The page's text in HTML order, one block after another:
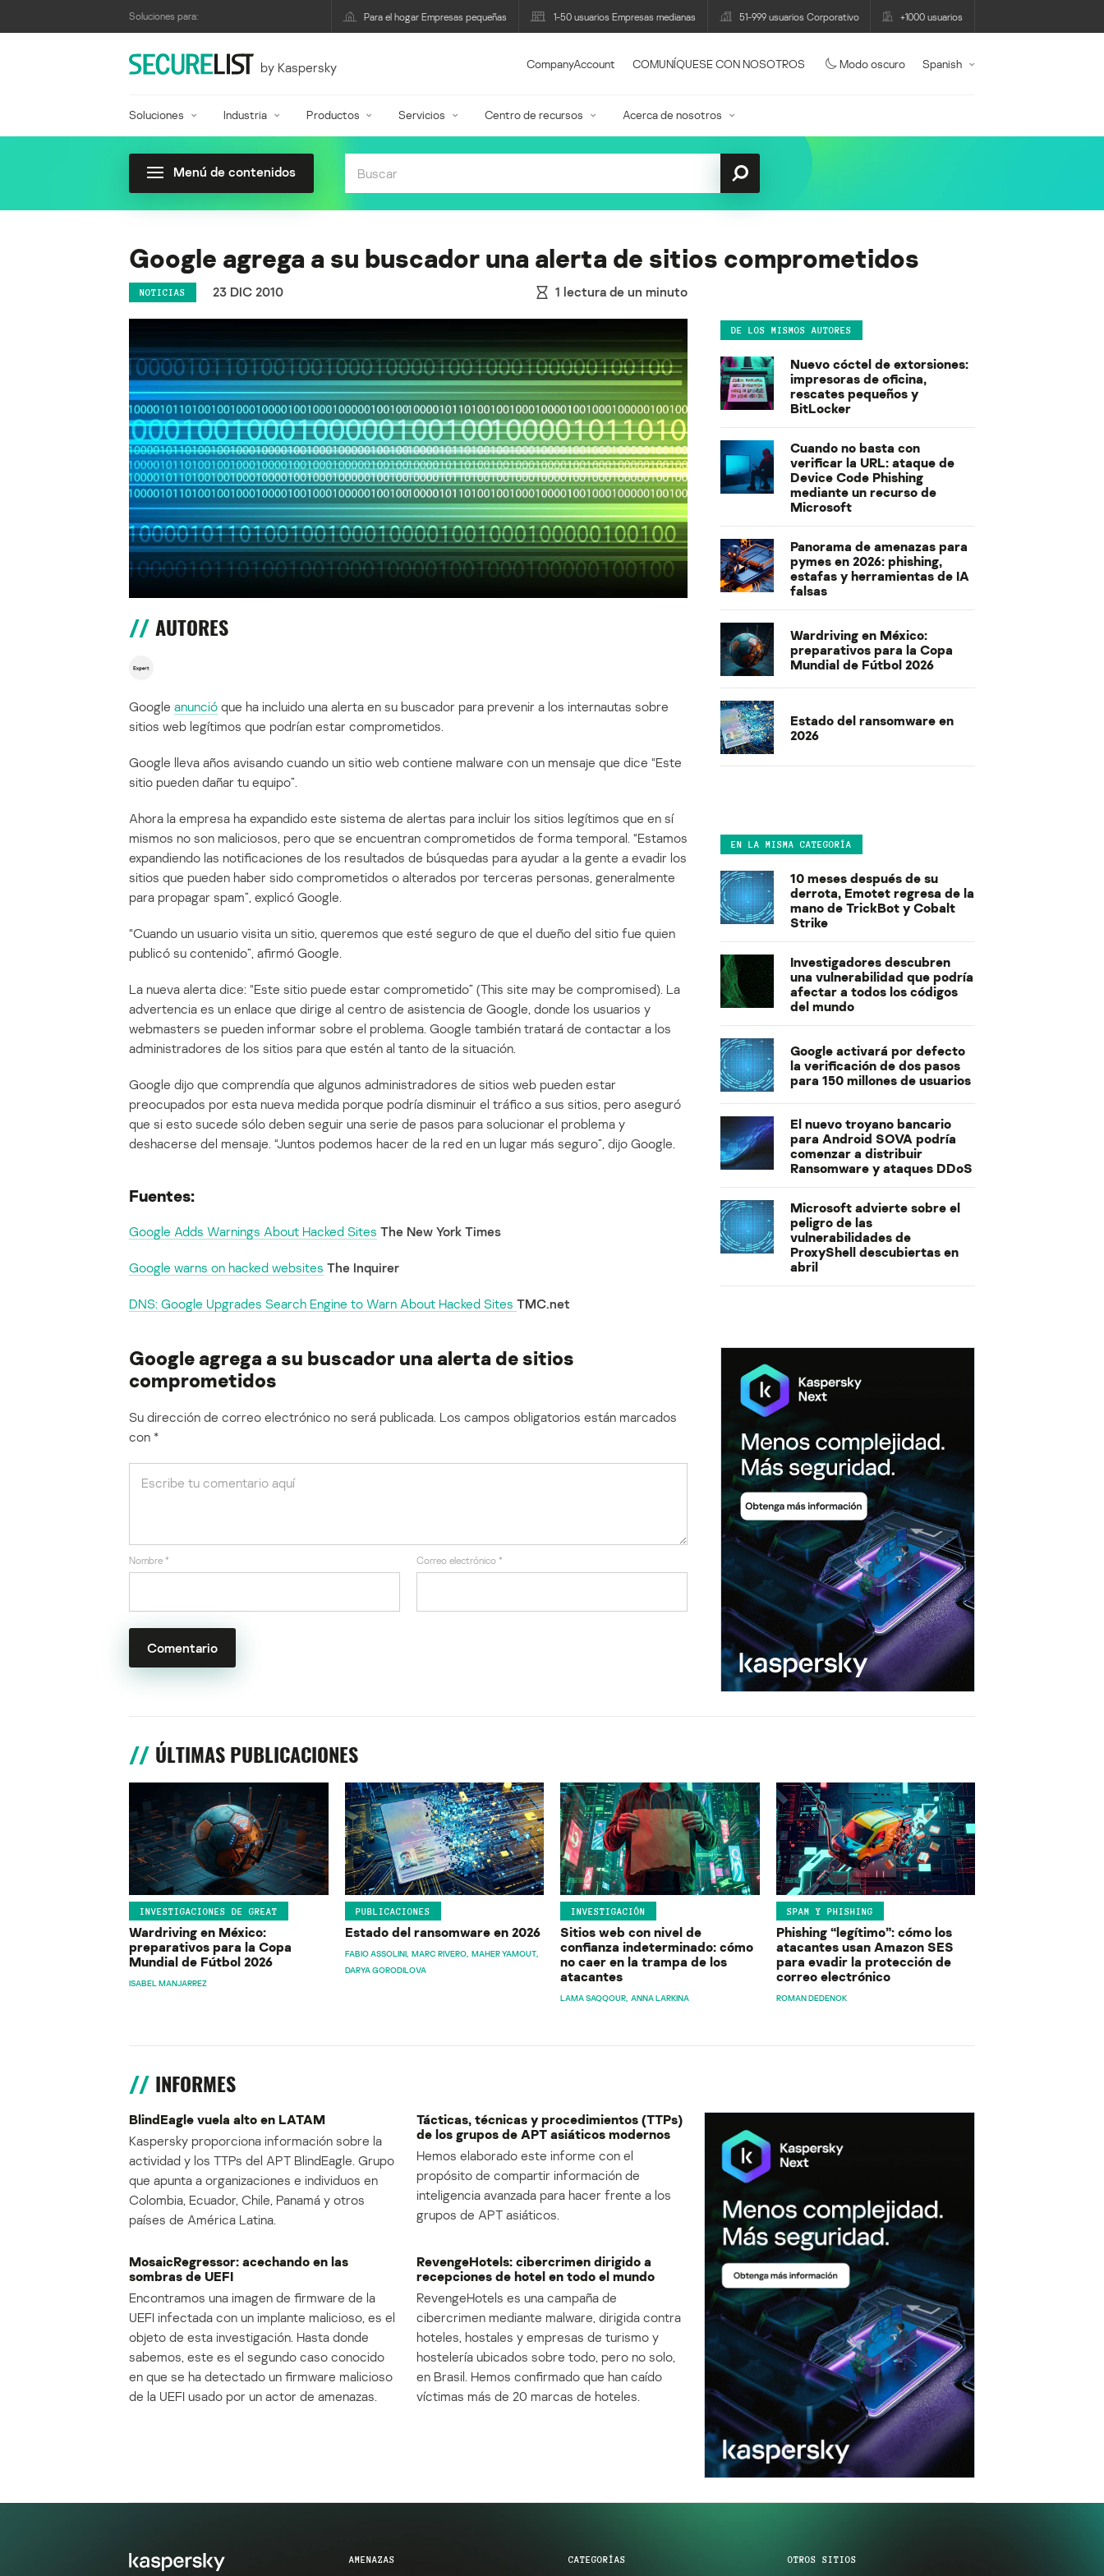
Soluciones para: Para el hogar Empresas pequeñas 1-50 usuarios Empresas medianas 51-999 usuarios Corporativo +1000 usuarios
by Kaspersky CompanyAccount COMUNÍQUESE CON NOSOTROS Modo oscuro Spanish
Soluciones Industria Productos Servicios Centro de recursos Acerca de nosotros
Menú de contenidos
Google agrega a su buscador una alerta de sitios comprometidos
NOTICIAS 23 DIC 2010 1 lectura de un minuto
AUTORES
Google anunció que ha incluido una alerta en su buscador para prevenir a los internautas sobre
sitios web legítimos que podrían estar comprometidos.
Google lleva años avisando cuando un sitio web contiene malware con un mensaje que dice “Este
sitio pueden dañar tu equipo”.
Ahora la empresa ha expandido este sistema de alertas para incluir los sitios legítimos que en sí
mismos no son maliciosos, pero que se encuentran comprometidos de forma temporal. “Estamos
expandiendo las notificaciones de los resultados de búsquedas para ayudar a la gente a evadir los
sitios que pueden haber sido comprometidos o alterados por terceras personas, generalmente
para propagar spam”, explicó Google.
“Cuando un usuario visita un sitio, queremos que esté seguro de que el dueño del sitio fue quien
publicó su contenido”, afirmó Google.
La nueva alerta dice: “Este sitio puede estar comprometido” (This site may be compromised). La
advertencia es un enlace que dirige al centro de asistencia de Google, donde los usuarios y
webmasters se pueden informar sobre el problema. Google también tratará de contactar a los
administradores de los sitios para que estén al tanto de la situación.
Google dijo que comprendía que algunos administradores de sitios web pueden estar
preocupados por esta nueva medida porque podría disminuir el tráfico a sus sitios, pero aseguró
que si esto sucede sólo deben seguir una serie de pasos para solucionar el problema y
deshacerse del mensaje. “Juntos podemos hacer de la red en un lugar más seguro”, dijo Google.
Fuentes:
Google Adds Warnings About Hacked Sites The New York Times
Google warns on hacked websites The Inquirer
DNS: Google Upgrades Search Engine to Warn About Hacked Sites TMC.net
Google agrega a su buscador una alerta de sitios
comprometidos
Su dirección de correo electrónico no será publicada. Los campos obligatorios están marcados
con *
Nombre * Correo electrónico *
DE LOS MISMOS AUTORES
Nuevo cóctel de extorsiones:
impresoras de oficina,
rescates pequeños y
BitLocker
Cuando no basta con
verificar la URL: ataque de
Device Code Phishing
mediante un recurso de
Microsoft
Panorama de amenazas para
pymes en 2026: phishing,
estafas y herramientas de IA
falsas
Wardriving en México:
preparativos para la Copa
Mundial de Fútbol 2026
Estado del ransomware en
2026
EN LA MISMA CATEGORÍA
10 meses después de su
derrota, Emotet regresa de la
mano de TrickBot y Cobalt
Strike
Investigadores descubren
una vulnerabilidad que podría
afectar a todos los códigos
del mundo
Google activará por defecto
la verificación de dos pasos
para 150 millones de usuarios
El nuevo troyano bancario
para Android SOVA podría
comenzar a distribuir
Ransomware y ataques DDoS
Microsoft advierte sobre el
peligro de las
vulnerabilidades de
ProxyShell descubiertas en
abril
ÚLTIMAS PUBLICACIONES
INVESTIGACIONES DE GREAT
Wardriving en México:
preparativos para la Copa
Mundial de Fútbol 2026
ISABEL MANJARREZ
PUBLICACIONES
Estado del ransomware en 2026
FABIO ASSOLINI MARC RIVERO MAHER YAMOUT
DARYA GORODILOVA
INVESTIGACIÓN
Sitios web con nivel de
confianza indeterminado: cómo
no caer en la trampa de los
atacantes
LAMA SAQQOUR ANNA LARKINA
SPAM Y PHISHING
Phishing “legítimo”: cómo los
atacantes usan Amazon SES
para evadir la protección de
correo electrónico
ROMAN DEDENOK
INFORMES
BlindEagle vuela alto en LATAM
Kaspersky proporciona información sobre la
actividad y los TTPs del APT BlindEagle. Grupo
que apunta a organizaciones e individuos en
Colombia, Ecuador, Chile, Panamá y otros
países de América Latina.
Tácticas, técnicas y procedimientos (TTPs)
de los grupos de APT asiáticos modernos
Hemos elaborado este informe con el
propósito de compartir información de
inteligencia avanzada para hacer frente a los
grupos de APT asiáticos.
MosaicRegressor: acechando en las
sombras de UEFI
Encontramos una imagen de firmware de la
UEFI infectada con un implante malicioso, es el
objeto de esta investigación. Hasta donde
sabemos, este es el segundo caso conocido
en que se ha detectado un firmware malicioso
de la UEFI usado por un actor de amenazas.
RevengeHotels: cibercrimen dirigido a
recepciones de hotel en todo el mundo
RevengeHotels es una campaña de
cibercrimen mediante malware, dirigida contra
hoteles, hostales y empresas de turismo y
hostelería ubicados sobre todo, pero no solo,
en Brasil. Hemos confirmado que han caído
víctimas más de 20 marcas de hoteles.
AMENAZAS CATEGORÍAS OTROS SITIOS